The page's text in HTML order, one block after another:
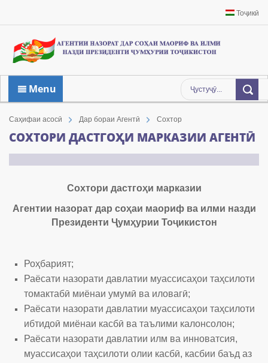
Тоҷикӣ
Menu
Саҳифаи асосӣ Дар бораи Агентӣ Сохтор
СОХТОРИ ДАСТГОҲИ МАРКАЗИИ АГЕНТӢ
Сохтори дастгоҳи марказии
Агентии назорат дар соҳаи маориф ва илми назди
Президенти Ҷумҳурии Тоҷикистон
Роҳбарият;
Раёсати назорати давлатии муассисаҳои таҳсилоти
томактабӣ миёнаи умумӣ ва иловагӣ;
Раёсати назорати давлатии муассисаҳои таҳсилоти
ибтидоӣ миёнаи касбӣ ва таълими калонсолон;
Раёсати назорати давлатии илм ва инноватсия,
муассисаҳои таҳсилоти олии касбӣ, касбии баъд аз